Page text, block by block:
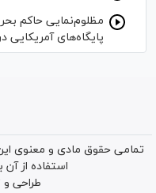
مظلوم‌نمایی حاکم
پایگاه‌های آمریکایی
تمامی حقوق مادی و معنوی
استفاده از آن
طراحی و